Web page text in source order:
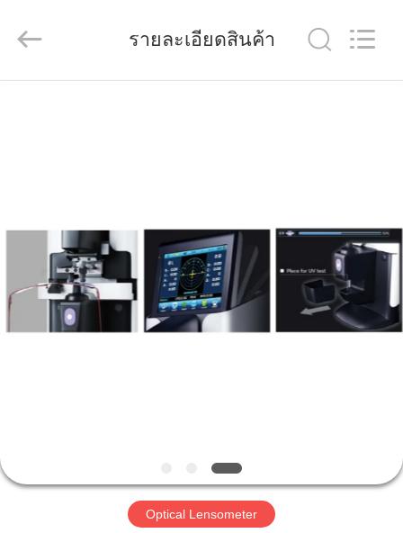
วิดีโอ
เกี่ยว
ทัวร์
โรงงาน
Trade
SCM
Rights
รายละเอียดสินค้า
Optical Lensometer